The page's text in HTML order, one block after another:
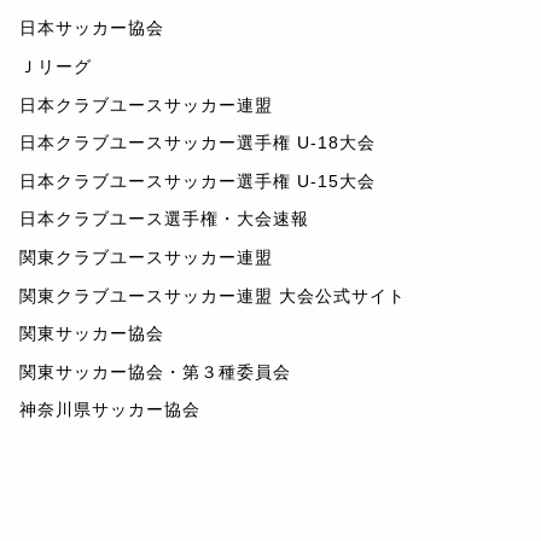
日本サッカー協会
Ｊリーグ
日本クラブユースサッカー連盟
日本クラブユースサッカー選手権 U-18大会
日本クラブユースサッカー選手権 U-15大会
日本クラブユース選手権・大会速報
関東クラブユースサッカー連盟
関東クラブユースサッカー連盟 大会公式サイト
関東サッカー協会
関東サッカー協会・第３種委員会
神奈川県サッカー協会